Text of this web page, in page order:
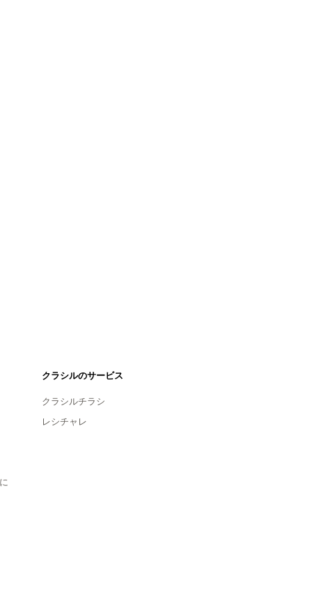
クラシルのサービス
クラシルチラシ
レシチャレ